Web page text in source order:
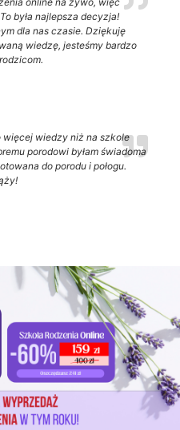
była najlepsza decyzja!
dla nas czasie. Dziękuję
wiedzę, jesteśmy bardzo
wiedzy niż na szkole
porodowi byłam świadoma
do porodu i połogu.